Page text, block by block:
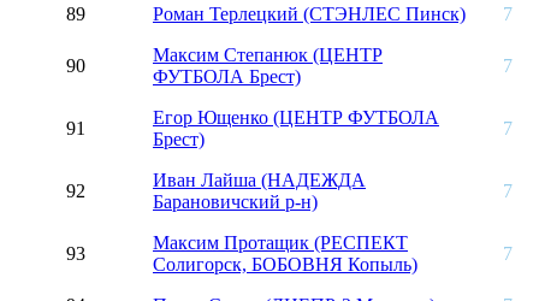
89 Роман Терлецкий (СТЭНЛЕС Пинск) 7
90
Максим Степанюк (ЦЕНТР
ФУТБОЛА Брест)
7
91
Егор Ющенко (ЦЕНТР ФУТБОЛА
Брест)
7
92
Иван Лайша (НАДЕЖДА
Барановичский р-н)
7
93
Максим Протащик (РЕСПЕКТ
Солигорск, БОБОВНЯ Копыль)
7